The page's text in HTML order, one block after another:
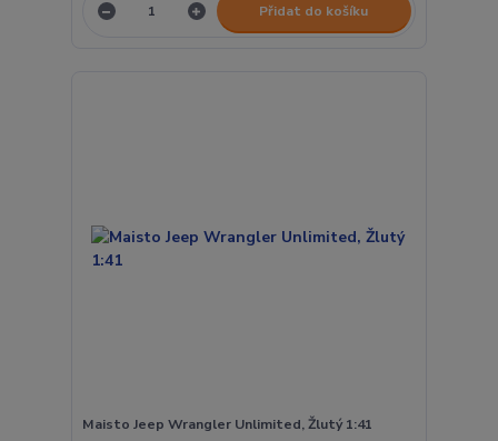
Přidat do košíku
Maisto Jeep Wrangler Unlimited, Žlutý 1:41